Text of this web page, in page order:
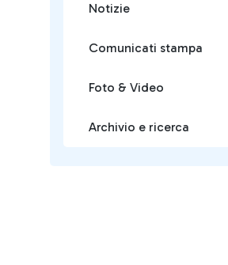
Notizie
Comunicati stampa
Foto & Video
Archivio e ricerca